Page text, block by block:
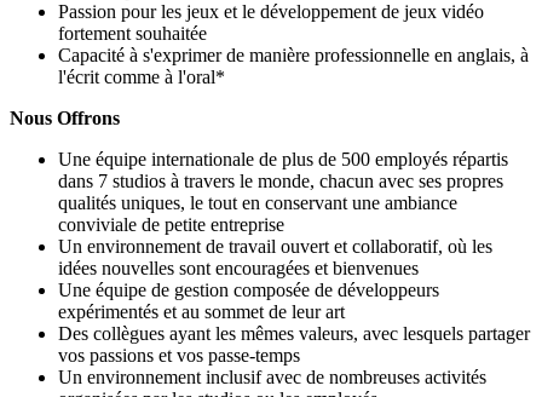
Passion pour les jeux et le développement de jeux vidéo
fortement souhaitée
Capacité à s'exprimer de manière professionnelle en anglais, à
l'écrit comme à l'oral*
Nous Offrons
Une équipe internationale de plus de 500 employés répartis
dans 7 studios à travers le monde, chacun avec ses propres
qualités uniques, le tout en conservant une ambiance
conviviale de petite entreprise
Un environnement de travail ouvert et collaboratif, où les
idées nouvelles sont encouragées et bienvenues
Une équipe de gestion composée de développeurs
expérimentés et au sommet de leur art
Des collègues ayant les mêmes valeurs, avec lesquels partager
vos passions et vos passe-temps
Un environnement inclusif avec de nombreuses activités